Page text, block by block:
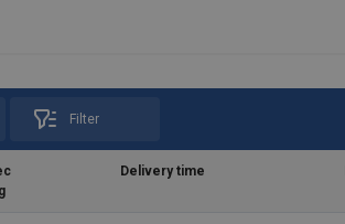
Filter
Delivery time